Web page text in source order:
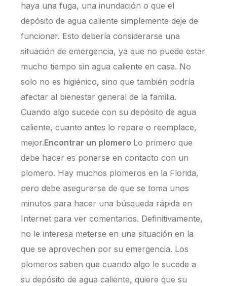
haya una fuga, una inundación o que el
depósito de agua caliente simplemente deje de
funcionar. Esto debería considerarse una
situación de emergencia, ya que no puede estar
mucho tiempo sin agua caliente en casa. No
solo no es higiénico, sino que también podría
afectar al bienestar general de la familia.
Cuando algo sucede con su depósito de agua
caliente, cuanto antes lo repare o reemplace,
mejor.Encontrar un plomero Lo primero que
debe hacer es ponerse en contacto con un
plomero. Hay muchos plomeros en la Florida,
pero debe asegurarse de que se toma unos
minutos para hacer una búsqueda rápida en
Internet para ver comentarios. Definitivamente,
no le interesa meterse en una situación en la
que se aprovechen por su emergencia. Los
plomeros saben que cuando algo le sucede a
su depósito de agua caliente, quiere que su